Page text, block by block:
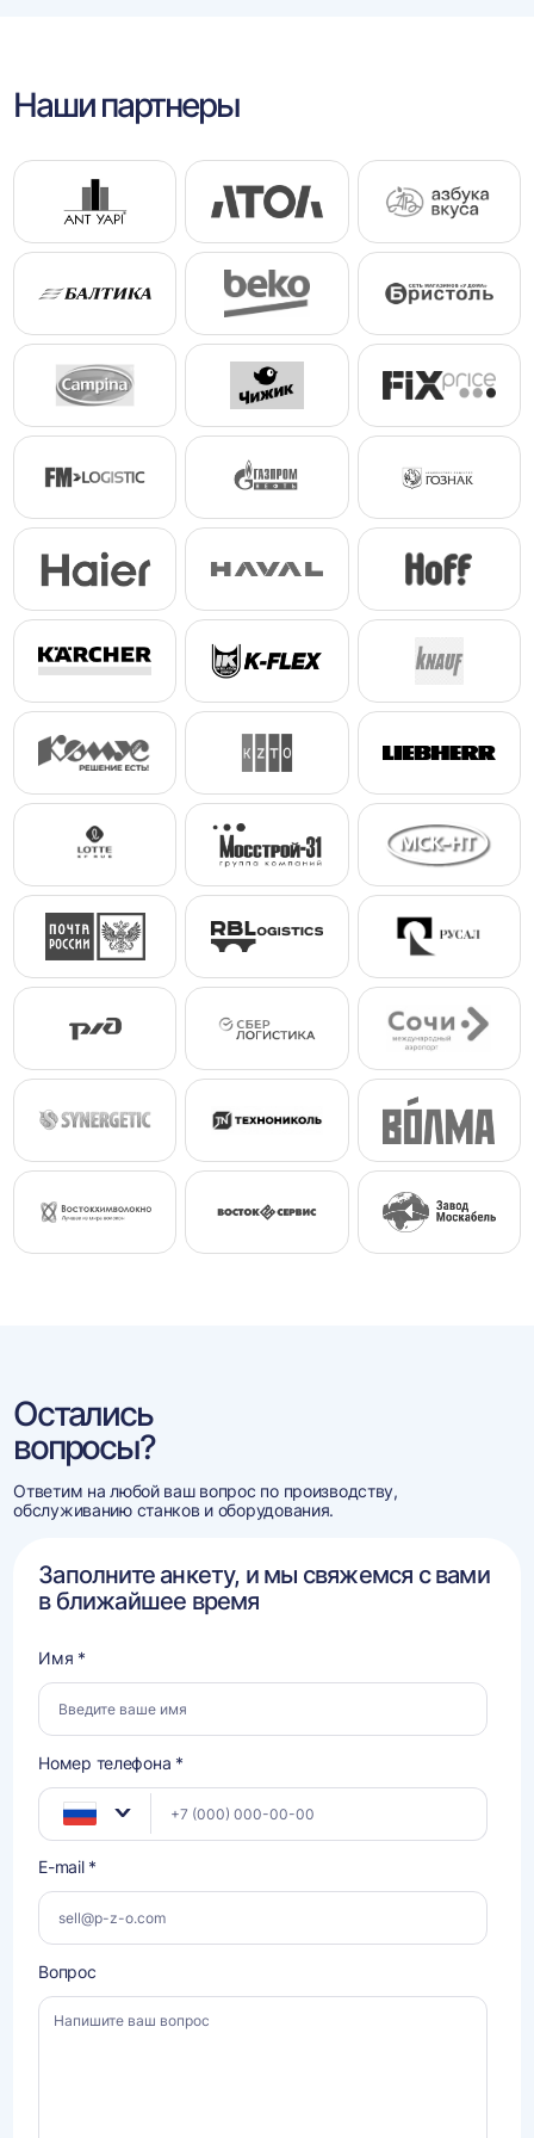
Наши партнеры
Остались
вопросы?
Ответим на любой ваш вопрос по производству,
обслуживанию станков и оборудования.
Заполните анкету, и мы свяжемся с вами
в ближайшее время
Имя *
Номер телефона *
E-mail *
Вопрос